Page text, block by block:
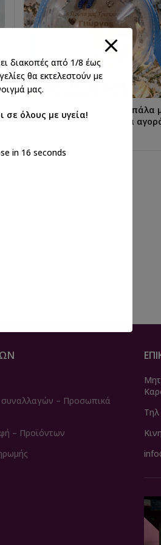
ΕΠΙΛΟΓΉ...
Χριστουγεννιάτικη μπάλα
στοιχεία γέννησης για
– Προσωπικά
– Προϊόντων
διακοπές από 1/8 έως
θα εκτελεστούν με
μας.
σε όλους με υγεία!
in 16 seconds